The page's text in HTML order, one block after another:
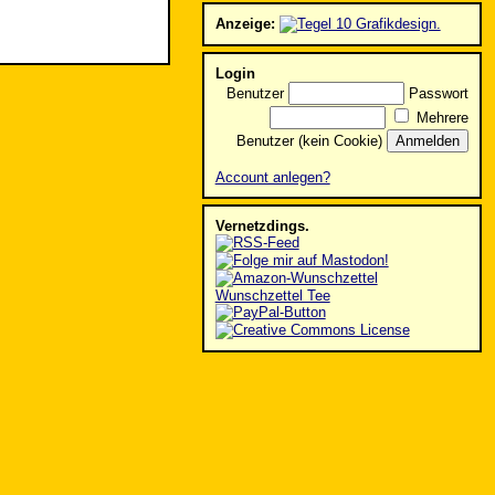
Anzeige:
Login
Benutzer
Passwort
Mehrere
Benutzer (kein Cookie)
Account anlegen?
Vernetzdings.
Wunschzettel Tee